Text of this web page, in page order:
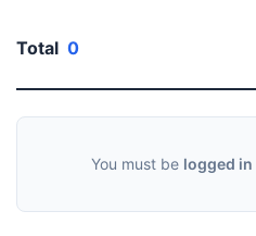
Total 0
You must be logged in